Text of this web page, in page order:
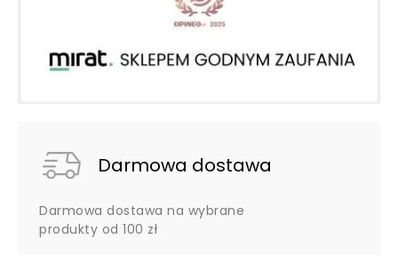
Darmowa dostawa
Darmowa dostawa na wybrane
produkty od 100 zł